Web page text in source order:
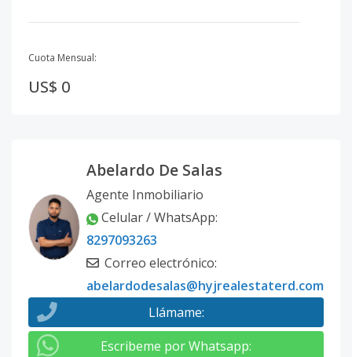
Cuota Mensual:
US$ 0
Abelardo De Salas
Agente Inmobiliario
Celular / WhatsApp:
8297093263
Correo electrónico:
abelardodesalas@hyjrealestaterd.com
Llámame:
Escribeme por Whatsapp: